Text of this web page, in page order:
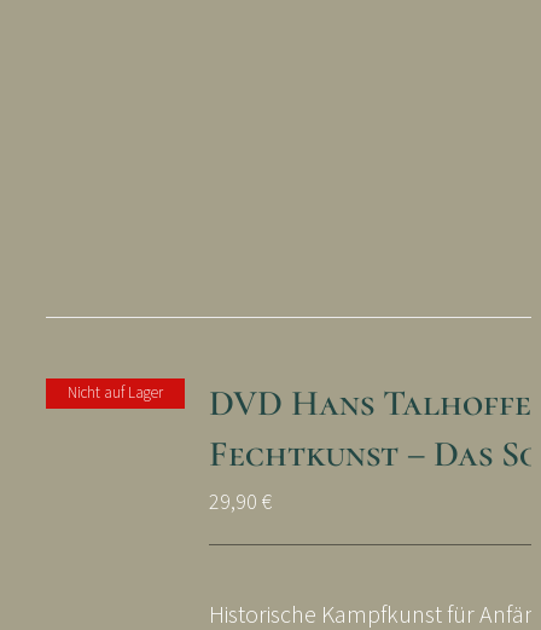
Nicht auf Lager
DVD Hans
Fechtkunst – Das
29,90 €
Historische Kampfkunst für